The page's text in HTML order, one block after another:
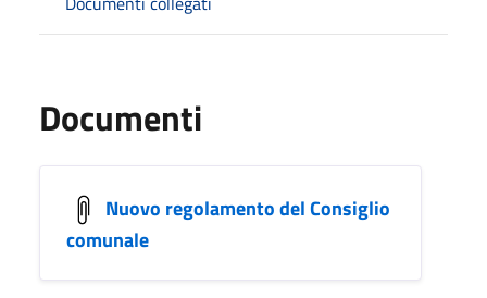
Documenti
Nuovo regolamento del Consiglio
comunale